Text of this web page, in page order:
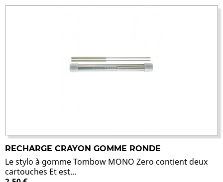
RECHARGE CRAYON GOMME RONDE
Le stylo à gomme Tombow MONO Zero contient deux
cartouches Et est...